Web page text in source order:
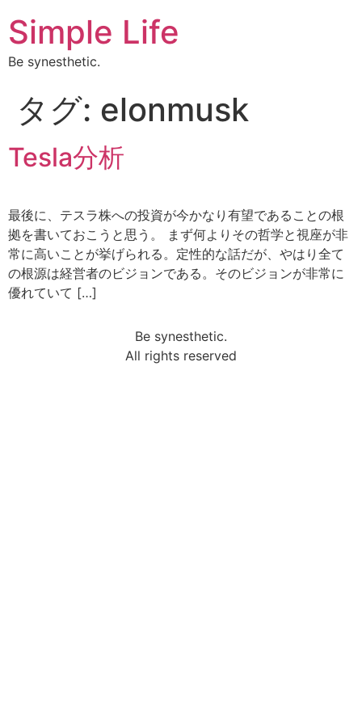
Simple Life
Be synesthetic.
タグ: elonmusk
Tesla分析
最後に、テスラ株への投資が今かなり有望であることの根
拠を書いておこうと思う。 まず何よりその哲学と視座が非
常に高いことが挙げられる。定性的な話だが、やはり全て
の根源は経営者のビジョンである。そのビジョンが非常に
優れていて […]
Be synesthetic.
All rights reserved